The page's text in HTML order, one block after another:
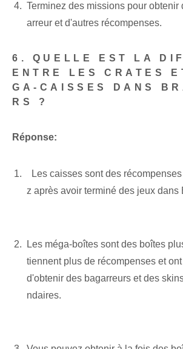
‌Terminez des missions‍ pour obtenir
arreur et d'autres récompenses.
6. QUELLE EST LA
ENTRE LES ‌CRATES‌
GA-CAISSES DANS
RS ?
Réponse:
⁢Les caisses sont des
z après avoir terminé des jeux dans
Les méga-boîtes sont des boîtes
tiennent plus de récompenses et
d'obtenir des bagarreurs et des
ndaires.